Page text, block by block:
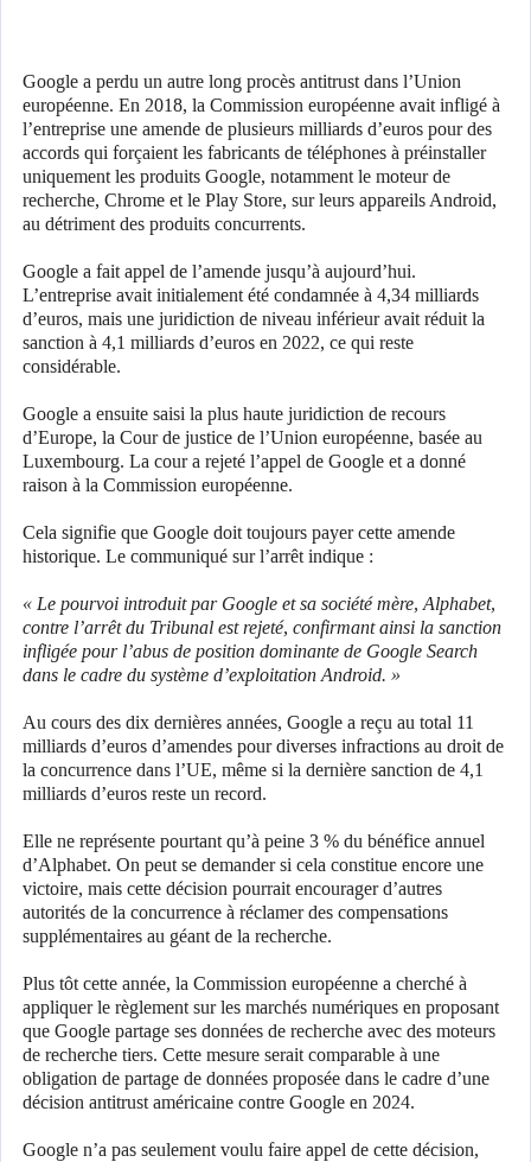
Google a perdu un autre long procès antitrust dans l’Union
européenne. En 2018, la Commission européenne avait infligé à
l’entreprise une amende de plusieurs milliards d’euros pour des
accords qui forçaient les fabricants de téléphones à préinstaller
uniquement les produits Google, notamment le moteur de
recherche, Chrome et le Play Store, sur leurs appareils Android,
au détriment des produits concurrents.
Google a fait appel de l’amende jusqu’à aujourd’hui.
L’entreprise avait initialement été condamnée à 4,34 milliards
d’euros, mais une juridiction de niveau inférieur avait réduit la
sanction à 4,1 milliards d’euros en 2022, ce qui reste
considérable.
Google a ensuite saisi la plus haute juridiction de recours
d’Europe, la Cour de justice de l’Union européenne, basée au
Luxembourg. La cour a rejeté l’appel de Google et a donné
raison à la Commission européenne.
Cela signifie que Google doit toujours payer cette amende
historique. Le communiqué sur l’arrêt indique :
« Le pourvoi introduit par Google et sa société mère, Alphabet,
contre l’arrêt du Tribunal est rejeté, confirmant ainsi la sanction
infligée pour l’abus de position dominante de Google Search
dans le cadre du système d’exploitation Android. »
Au cours des dix dernières années, Google a reçu au total 11
milliards d’euros d’amendes pour diverses infractions au droit de
la concurrence dans l’UE, même si la dernière sanction de 4,1
milliards d’euros reste un record.
Elle ne représente pourtant qu’à peine 3 % du bénéfice annuel
d’Alphabet. On peut se demander si cela constitue encore une
victoire, mais cette décision pourrait encourager d’autres
autorités de la concurrence à réclamer des compensations
supplémentaires au géant de la recherche.
Plus tôt cette année, la Commission européenne a cherché à
appliquer le règlement sur les marchés numériques en proposant
que Google partage ses données de recherche avec des moteurs
de recherche tiers. Cette mesure serait comparable à une
obligation de partage de données proposée dans le cadre d’une
décision antitrust américaine contre Google en 2024.
Google n’a pas seulement voulu faire appel de cette décision,